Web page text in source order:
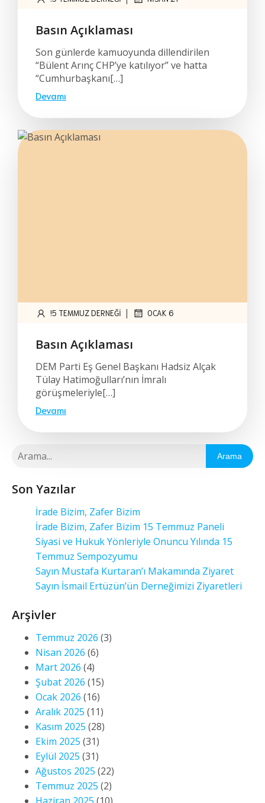
Basın Açıklaması
Son günlerde kamuoyunda dillendirilen
“Bülent Arınç CHP’ye katılıyor” ve hatta
“Cumhurbaşkanı[…]
Devamı
!5 TEMMUZ DERNEĞI | OCAK 6
Basın Açıklaması
DEM Parti Eş Genel Başkanı Hadsiz Alçak
Tülay Hatimoğulları’nın İmralı
görüşmeleriyle[…]
Devamı
Arama
Son Yazılar
İrade Bizim, Zafer Bizim
İrade Bizim, Zafer Bizim 15 Temmuz Paneli
Siyasi ve Hukuk Yönleriyle Onuncu Yılında 15
Temmuz Sempozyumu
Sayın Mustafa Kurtaran’ı Makamında Ziyaret
Sayın İsmail Ertüzün’ün Derneğimizi Ziyaretleri
Arşivler
Temmuz 2026 (3)
Nisan 2026 (6)
Mart 2026 (4)
Şubat 2026 (15)
Ocak 2026 (16)
Aralık 2025 (11)
Kasım 2025 (28)
Ekim 2025 (31)
Eylül 2025 (31)
Ağustos 2025 (22)
Temmuz 2025 (2)